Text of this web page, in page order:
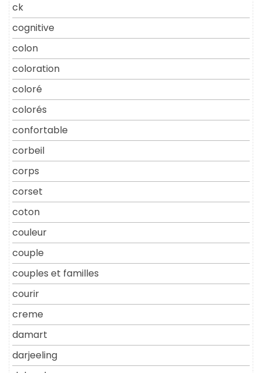
ck
cognitive
colon
coloration
coloré
colorés
confortable
corbeil
corps
corset
coton
couleur
couple
couples et familles
courir
creme
damart
darjeeling